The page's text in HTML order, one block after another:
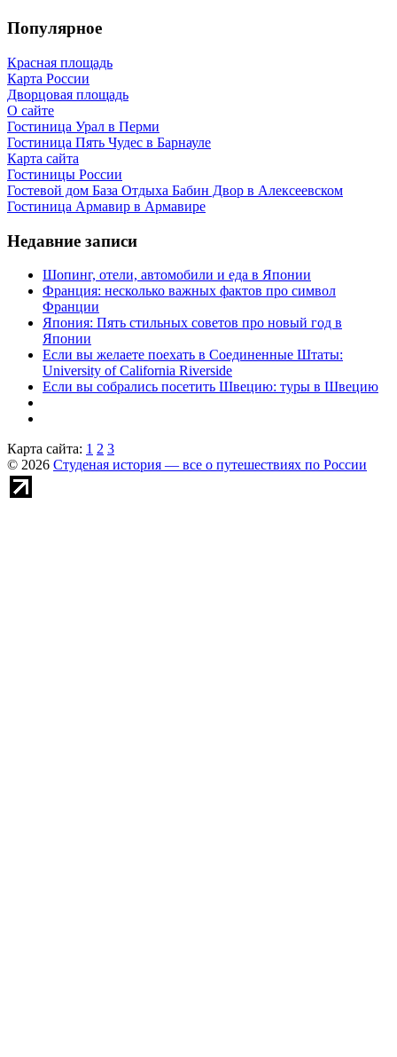
Популярное
Красная площадь
Карта России
Дворцовая площадь
О сайте
Гостиница Урал в Перми
Гостиница Пять Чудес в Барнауле
Карта сайта
Гостиницы России
Гостевой дом База Отдыха Бабин Двор в Алексеевском
Гостиница Армавир в Армавире
Недавние записи
Шопинг, отели, автомобили и еда в Японии
Франция: несколько важных фактов про символ
Франции
Япония: Пять стильных советов про новый год в
Японии
Если вы желаете поехать в Соединенные Штаты:
University of California Riverside
Если вы собрались посетить Швецию: туры в Швецию
Карта сайта: 1 2 3
© 2026 Студеная история — все о путешествиях по России